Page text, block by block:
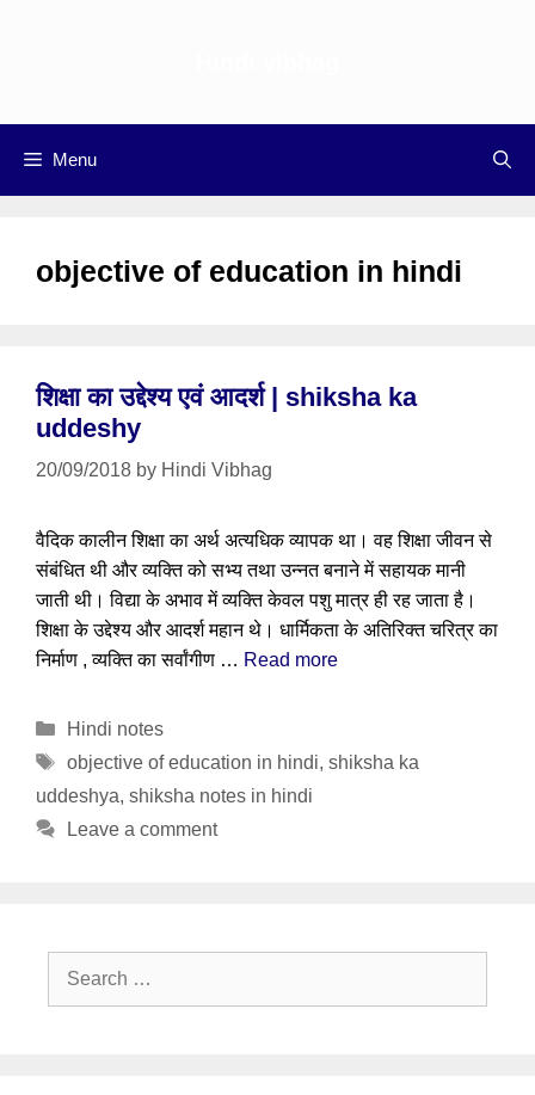
Menu
objective of education in hindi
शिक्षा का उद्देश्य एवं आदर्श | shiksha ka
uddeshy
20/09/2018 by Hindi Vibhag
वैदिक कालीन शिक्षा का अर्थ अत्यधिक व्यापक था। वह शिक्षा जीवन से
संबंधित थी और व्यक्ति को सभ्य तथा उन्नत बनाने में सहायक मानी
जाती थी। विद्या के अभाव में व्यक्ति केवल पशु मात्र ही रह जाता है।
शिक्षा के उद्देश्य और आदर्श महान थे। धार्मिकता के अतिरिक्त चरित्र का
निर्माण , व्यक्ति का सर्वांगीण … Read more
Categories
Hindi notes
Tags
objective of education in hindi, shiksha ka
uddeshya, shiksha notes in hindi
Leave a comment
Search